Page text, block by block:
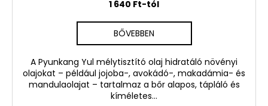
1 640 Ft-tól
BŐVEBBEN
A Pyunkang Yul mélytisztító olaj hidratáló növényi
olajokat – például jojoba-, avokádó-, makadámia- és
mandulaolajat – tartalmaz a bőr alapos, tápláló és
kíméletes...